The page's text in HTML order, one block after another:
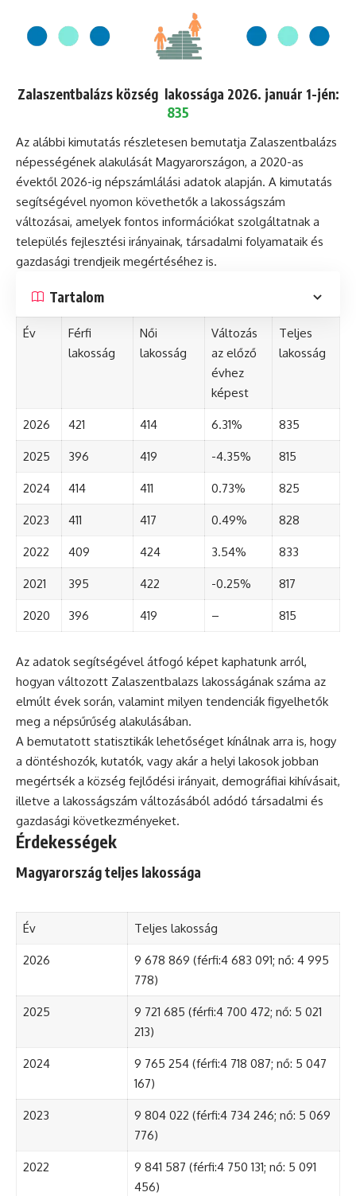
Zalaszentbalázs község lakossága 2026. január 1-jén:
835
Az alábbi kimutatás részletesen bemutatja Zalaszentbalázs
népességének alakulását Magyarországon, a 2020-as
évektől 2026-ig népszámlálási adatok alapján. A kimutatás
segítségével nyomon követhetők a lakosságszám
változásai, amelyek fontos információkat szolgáltatnak a
település fejlesztési irányainak, társadalmi folyamataik és
gazdasági trendjeik megértéséhez is.
Tartalom
Év
Férfi
lakosság
Női
lakosság
Változás
az előző
évhez
képest
Teljes
lakosság
2026 421 414 6.31% 835
2025 396 419 -4.35% 815
2024 414 411 0.73% 825
2023 411 417 0.49% 828
2022 409 424 3.54% 833
2021 395 422 -0.25% 817
2020 396 419 – 815
Az adatok segítségével átfogó képet kaphatunk arról,
hogyan változott Zalaszentbalazs lakosságának száma az
elmúlt évek során, valamint milyen tendenciák figyelhetők
meg a népsűrűség alakulásában.
A bemutatott statisztikák lehetőséget kínálnak arra is, hogy
a döntéshozók, kutatók, vagy akár a helyi lakosok jobban
megértsék a község fejlődési irányait, demográfiai kihívásait,
illetve a lakosságszám változásából adódó társadalmi és
gazdasági következményeket.
Érdekességek
Magyarország teljes lakossága
Év Teljes lakosság
2026
9 678 869 (férfi:4 683 091; nő: 4 995
778)
2025
9 721 685 (férfi:4 700 472; nő: 5 021
213)
2024
9 765 254 (férfi:4 718 087; nő: 5 047
167)
2023
9 804 022 (férfi:4 734 246; nő: 5 069
776)
2022
9 841 587 (férfi:4 750 131; nő: 5 091
456)